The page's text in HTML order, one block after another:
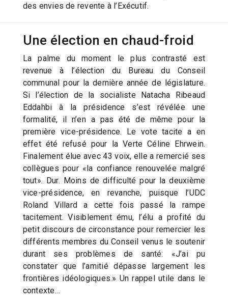
des envies de revente à l’Exécutif.
Une élection en chaud-froid
La palme du moment le plus contrasté est
revenue à l’élection du Bureau du Conseil
communal pour la dernière année de législature.
Si l’élection de la socialiste Natacha Ribeaud
Eddahbi à la présidence s’est révélée une
formalité, il n’en a pas été de même pour la
première vice-présidence. Le vote tacite a en
effet été refusé pour la Verte Céline Ehrwein.
Finalement élue avec 43 voix, elle a remercié ses
collègues pour «la confiance renouvelée malgré
tout». Dur. Moins de difficulté pour la deuxième
vice-présidence, en revanche, puisque l’UDC
Roland Villard a cette fois passé la rampe
tacitement. Visiblement ému, l’élu a profité du
petit discours de circonstance pour remercier les
différents membres du Conseil venus le soutenir
durant ses problèmes de santé: «J’ai pu
constater que l’amitié dépasse largement les
frontières idéologiques.» Un rappel utile dans le
contexte…